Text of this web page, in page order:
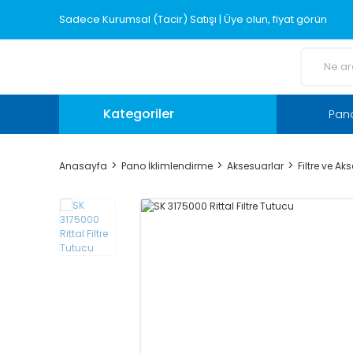
Sadece Kurumsal (Tacir) Satışı | Üye olun, fiyat görün
Kategoriler
Anasayfa Pano İklimlendirme Aksesuarlar Filtre ve